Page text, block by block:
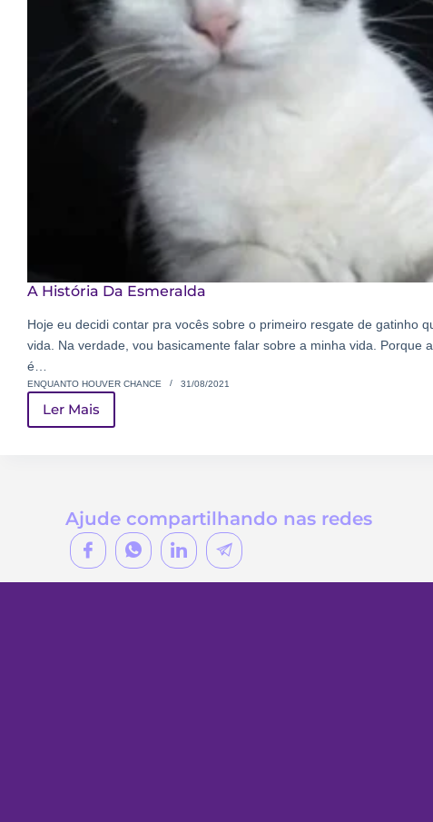
A História Da Esmeralda
Hoje eu decidi contar pra vocês sobre o primeiro resgate de gatinho
vida. Na verdade, vou basicamente falar sobre a minha vida. Porque
é…
ENQUANTO HOUVER CHANCE 31/08/2021
Ler Mais
Ajude compartilhando nas redes